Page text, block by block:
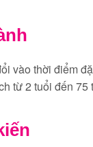
vào thời điểm
từ 2 tuổi đến 75